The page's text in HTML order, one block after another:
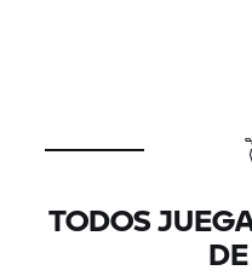
moto de metal,
TODOS